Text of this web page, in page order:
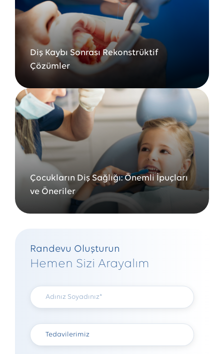
Randevu Oluşturun
Hemen Sizi Arayalım
Çocukların Diş Sağlığı: Önemli İpuçları
ve Öneriler
Diş Kaybı Sonrası Rekonstrüktif
Çözümler